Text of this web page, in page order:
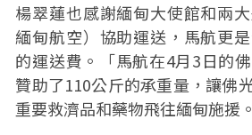
楊翠蓮也感謝緬甸大使館和兩
緬甸航空）協助運送，馬航更
的運送費。「馬航在4月3日的
贊助了110公斤的承重量，讓佛
重要救濟品和藥物飛往緬甸施援。